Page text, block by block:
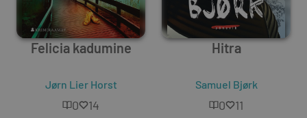
Felicia kadumine
Jørn Lier Horst
0 14
Hitra
Samuel Bjørk
0 11